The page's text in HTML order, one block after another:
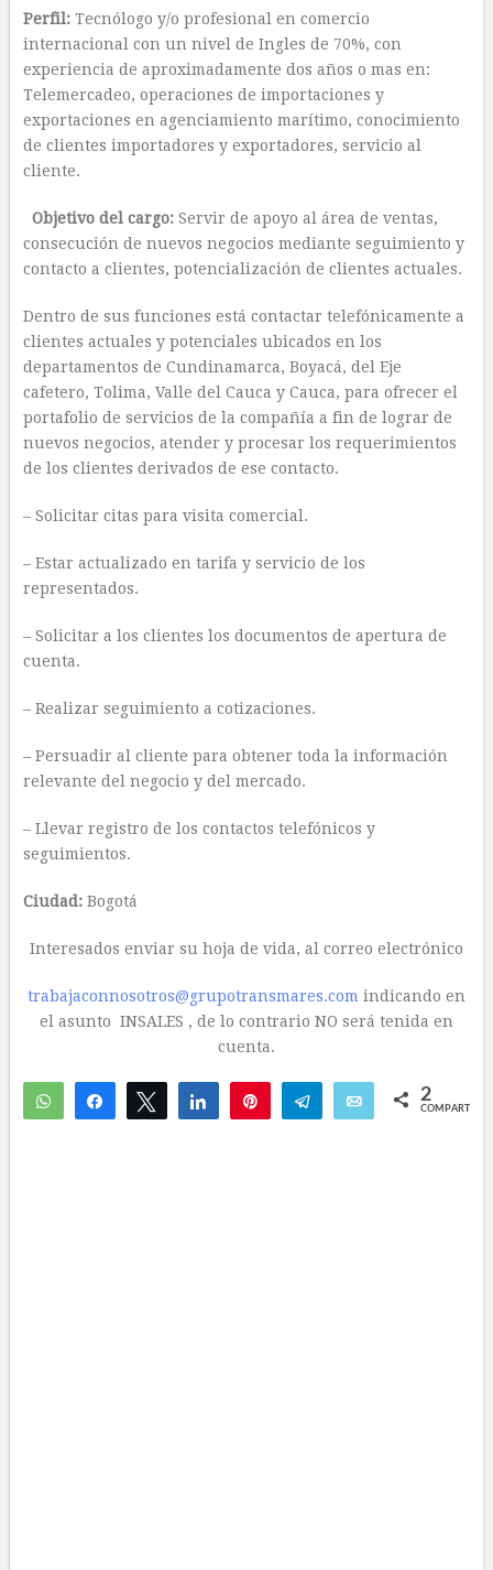
Perfil: Tecnólogo y/o profesional en comercio
internacional con un nivel de Ingles de 70%, con
experiencia de aproximadamente dos años o mas en:
Telemercadeo, operaciones de importaciones y
exportaciones en agenciamiento marítimo, conocimiento
de clientes importadores y exportadores, servicio al
cliente.
Objetivo del cargo: Servir de apoyo al área de ventas,
consecución de nuevos negocios mediante seguimiento y
contacto a clientes, potencialización de clientes actuales.
Dentro de sus funciones está contactar telefónicamente a
clientes actuales y potenciales ubicados en los
departamentos de Cundinamarca, Boyacá, del Eje
cafetero, Tolima, Valle del Cauca y Cauca, para ofrecer el
portafolio de servicios de la compañía a fin de lograr de
nuevos negocios, atender y procesar los requerimientos
de los clientes derivados de ese contacto.
– Solicitar citas para visita comercial.
– Estar actualizado en tarifa y servicio de los
representados.
– Solicitar a los clientes los documentos de apertura de
cuenta.
– Realizar seguimiento a cotizaciones.
– Persuadir al cliente para obtener toda la información
relevante del negocio y del mercado.
– Llevar registro de los contactos telefónicos y
seguimientos.
Ciudad:Bogotá
Interesados enviar su hoja de vida, al correo electrónico
trabajaconnosotros@grupotransmares.com indicando en
el asunto INSALES , de lo contrario NO será tenida en
cuenta.
WhatsAppCompartirTwittear Compartir Telegram Email 2
COMPARTIR